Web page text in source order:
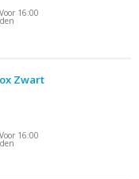
16:00
Zwart
16:00